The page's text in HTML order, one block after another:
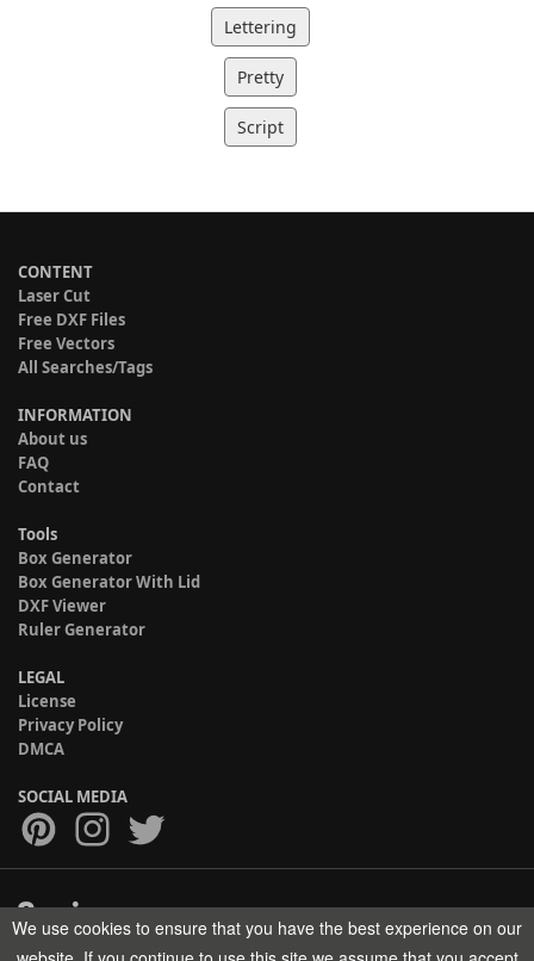
Lettering
Pretty
Script
CONTENT
Laser Cut
Free DXF Files
Free Vectors
All Searches/Tags
INFORMATION
About us
FAQ
Contact
Tools
Box Generator
Box Generator With Lid
DXF Viewer
Ruler Generator
LEGAL
License
Privacy Policy
DMCA
SOCIAL MEDIA
Copyright © 2017-2026 HELMAN TECH All rights reserved.
We use cookies to ensure that you have the best experience on our